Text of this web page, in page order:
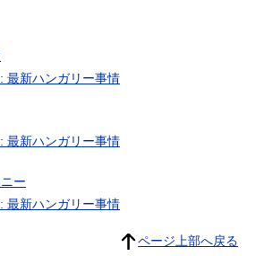
最新ハンガリー事情
最新ハンガリー事情
ー
最新ハンガリー事情
ページ上部へ戻る